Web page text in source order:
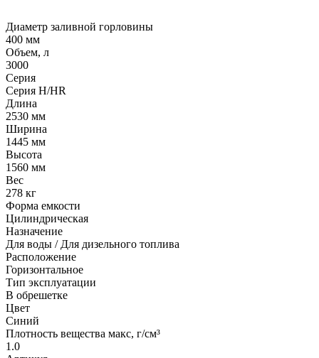
Диаметр заливной горловины
400 мм
Объем, л
3000
Серия
Серия H/HR
Длина
2530 мм
Ширина
1445 мм
Высота
1560 мм
Вес
278 кг
Форма емкости
Цилиндрическая
Назначение
Для воды / Для дизельного топлива
Расположение
Горизонтальное
Тип эксплуатации
В обрешетке
Цвет
Синий
Плотность вещества макс, г/см³
1.0